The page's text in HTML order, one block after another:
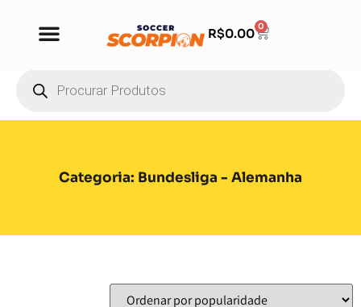
R$0.00 0
Categoria: Bundesliga - Alemanha